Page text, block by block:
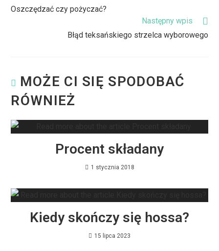
Oszczędzać czy pożyczać?
Następny wpis
Błąd teksańskiego strzelca wyborowego
MOŻE CI SIĘ SPODOBAĆ
RÓWNIEŻ
Procent składany
1 stycznia 2018
Kiedy skończy się hossa?
15 lipca 2023